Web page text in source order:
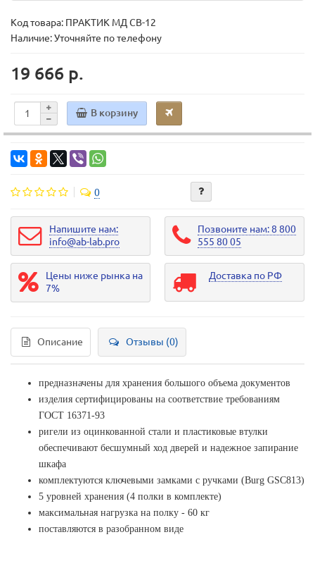
Код товара: ПРАКТИК МД CB-12
Наличие: Уточняйте по телефону
19 666 р.
В корзину
0
Напишите нам:
info@ab-lab.pro
Позвоните нам: 8 800
555 80 05
Цены ниже рынка на
7%
Доставка по РФ
Описание Отзывы (0)
предназначены для хранения большого объема документов
изделия сертифицированы на соответствие требованиям
ГОСТ 16371-93
ригели из оцинкованной стали и пластиковые втулки
обеспечивают бесшумный ход дверей и надежное запирание
шкафа
комплектуются ключевыми замками с ручками (Burg GSC813)
5 уровней хранения (4 полки в комплекте)
максимальная нагрузка на полку - 60 кг
поставляются в разобранном виде